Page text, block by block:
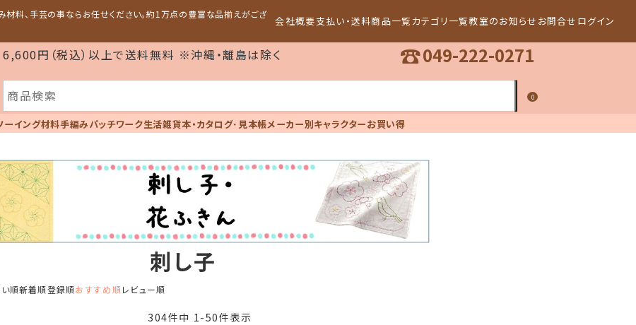
料、手芸の事ならお任せください。約1万点の豊富な品揃えがござ
会社概要支払い・送料商品一覧 カテゴリ一覧教室のお知らせ お問合せ ログイン
6,600円（税込）以上で送料無料 ※沖縄・離島は除く ☎049-222-0271
0
ーイング材料手編みパッチワーク生活雑貨本・カタログ･見本帳メーカー別キャラクターお買い得
刺し子
順新着順登録順おすすめ順レビュー順
304件中 1 -50件表示